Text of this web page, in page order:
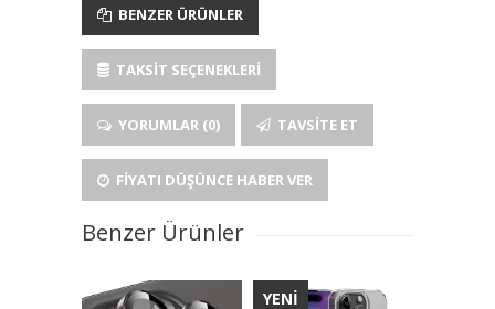
BENZER ÜRÜNLER
TAKSIT SEÇENEKLERI
YORUMLAR (0) TAVSITE ET
FIYATI DÜŞÜNCE HABER VER
Benzer Ürünler
YENİ